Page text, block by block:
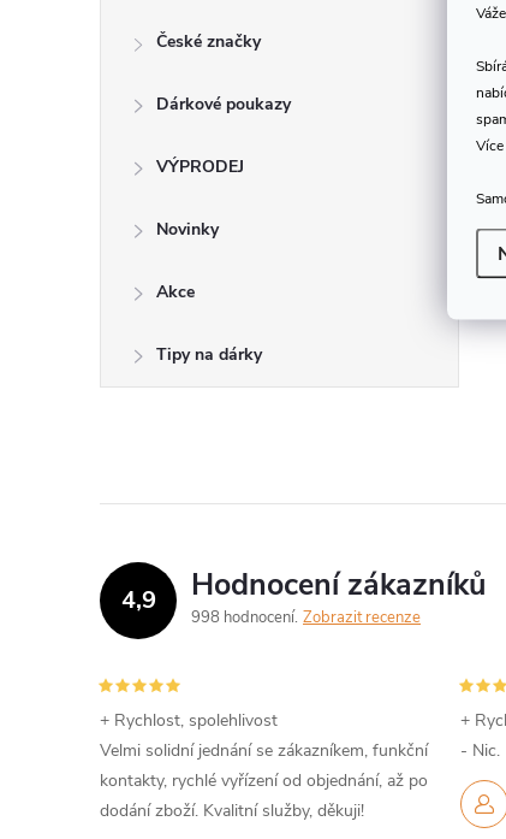
České značky
Dárkové poukazy
VÝPRODEJ
Novinky
Akce
Tipy na dárky
4,9 Hodnocení zákazníků
998 hodnocení Zobrazit recenze
+ Rychlost, spolehlivost
Velmi solidní jednání se zákazníkem, funkční
kontakty, rychlé vyřízení od objednání, až po
dodání zboží. Kvalitní služby, děkuji!
+
- Nic.